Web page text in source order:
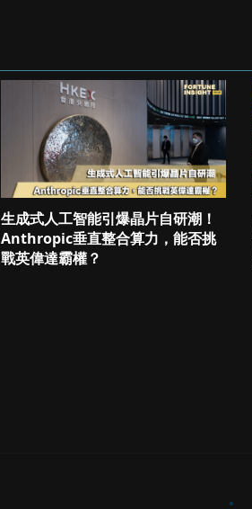
生成式人工智能引爆晶片自研潮！
Anthropic垂直整合算力，能否挑
戰英偉達霸權？